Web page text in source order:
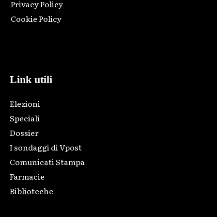
Privacy Policy
Cookie Policy
Link utili
Elezioni
Speciali
Dossier
I sondaggi di Vpost
Comunicati Stampa
Farmacie
Biblioteche